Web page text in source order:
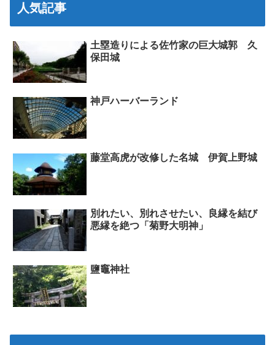
人気記事
土塁造りによる佐竹家の巨大城郭 久
保田城
神戸ハーバーランド
藤堂高虎が改修した名城 伊賀上野城
別れたい、別れさせたい、良縁を結び
悪縁を絶つ「菊野大明神」
鹽竈神社